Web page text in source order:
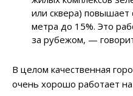
или сквера) повышает
метра до 15%. Это
за рубежом, —
В целом качественная
очень хорошо работает